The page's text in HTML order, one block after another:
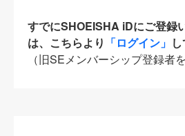
すでにSHOEISHA iDにご登録
は、こちらより 「ログイン」
（旧SEメンバーシップ登録者